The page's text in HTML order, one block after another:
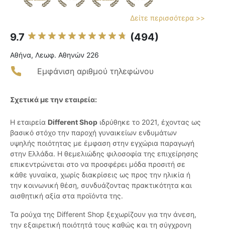
Δείτε περισσότερα >>
9.7 (494)
Αθήνα, Λεωφ. Αθηνών 226
Εμφάνιση αριθμού τηλεφώνου
Σχετικά με την εταιρεία:
Η εταιρεία Different Shop ιδρύθηκε το 2021, έχοντας ως
βασικό στόχο την παροχή γυναικείων ενδυμάτων
υψηλής ποιότητας με έμφαση στην εγχώρια παραγωγή
στην Ελλάδα. Η θεμελιώδης φιλοσοφία της επιχείρησης
επικεντρώνεται στο να προσφέρει μόδα προσιτή σε
κάθε γυναίκα, χωρίς διακρίσεις ως προς την ηλικία ή
την κοινωνική θέση, συνδυάζοντας πρακτικότητα και
αισθητική αξία στα προϊόντα της.
Τα ρούχα της Different Shop ξεχωρίζουν για την άνεση,
την εξαιρετική ποιότητά τους καθώς και τη σύγχρονη